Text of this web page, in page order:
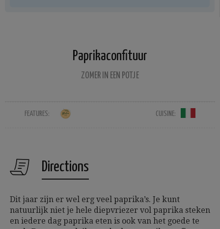
Paprikaconfituur
ZOMER IN EEN POTJE
FEATURES: CUISINE:
Directions
Dit jaar zijn er wel erg veel paprika’s. Je kunt
natuurlijk niet je hele diepvriezer vol paprika steken
en iedere dag paprika eten is ook van het goede te